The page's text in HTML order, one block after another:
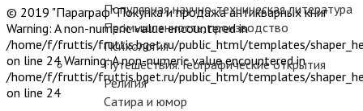
Популярная научно-техническая литература
Промышленность, производство
Психология
Путешествия. Географические открытия
Религия
Сатира и юмор
© 2019 "Параграф" Покупка и продажа антикварных книг
Warning: A non-numeric value encountered in
/home/f/fruttis/fruttis.bget.ru/public_html/templates/
on line 24 Warning: A non-numeric value encountered in
/home/f/fruttis/fruttis.bget.ru/public_html/templates/
on line 24